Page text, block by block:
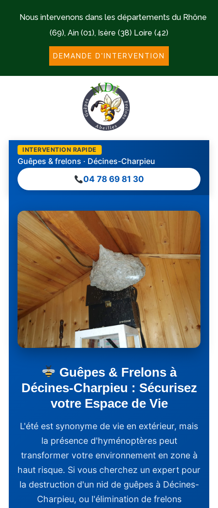
Nous intervenons dans les départements du Rhône
(69), Ain (01), Isère (38) Loire (42)
DEMANDE D'INTERVENTION
INTERVENTION RAPIDE
Guêpes & frelons · Décines-Charpieu
04 78 69 81 30
Guêpes & Frelons à
Décines-Charpieu : Sécurisez
votre Espace de Vie
L'été est synonyme de vie en extérieur, mais
la présence d'hyménoptères peut
transformer votre environnement en zone à
haut risque. Si vous cherchez un expert pour
la destruction d'un nid de guêpes à Décines-
Charpieu, ou l'élimination de frelons